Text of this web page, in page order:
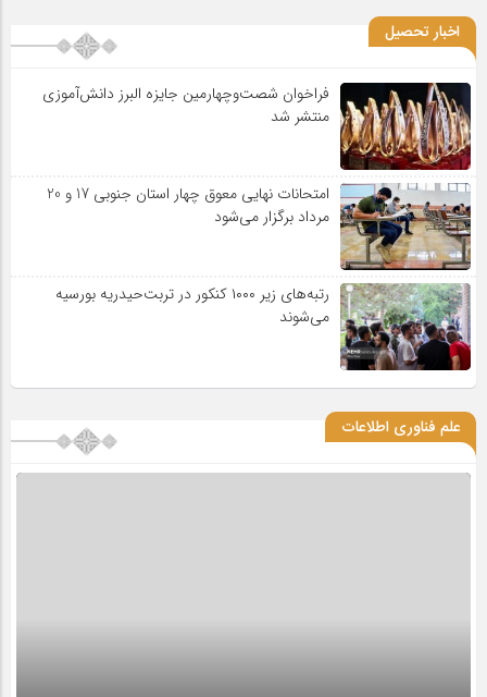
اخبار تحصیل
فراخوان شصت‌وچهارمین جایزه البرز دانش‌آموزی
منتشر شد
امتحانات نهایی معوق چهار استان جنوبی 17 و 20
مرداد برگزار می‌شود
رتبه‌های زیر ۱۰۰۰ کنکور در تربت‌حیدریه بورسیه
می‌شوند
علم فناوری اطلاعات